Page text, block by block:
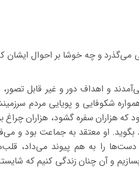
می‌گذرد و چه خوشا بر احوال ایشان
و اهداف دور و غیر قابل
شکوفایی و پویایی مردم
که هزاران سفره گشود، هزاران چراغ
. او معتقد به جماعت بود و
دست‌ها را به هم پیوند می‌داد،
و آن چنان زندگی کنیم که